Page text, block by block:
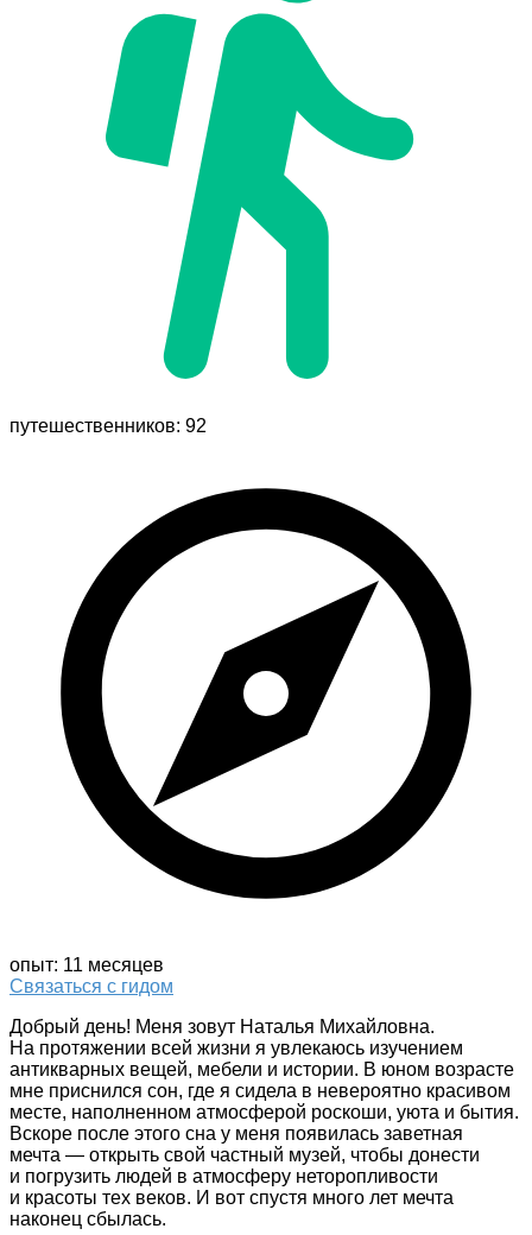
путешественников: 92
опыт: 11 месяцев
Связаться с гидом
Добрый день! Меня зовут Наталья Михайловна.
На протяжении всей жизни я увлекаюсь изучением
антикварных вещей, мебели и истории. В юном возрасте
мне приснился сон, где я сидела в невероятно красивом
месте, наполненном атмосферой роскоши, уюта и бытия.
Вскоре после этого сна у меня появилась заветная
мечта — открыть свой частный музей, чтобы донести
и погрузить людей в атмосферу неторопливости
и красоты тех веков. И вот спустя много лет мечта
наконец сбылась.